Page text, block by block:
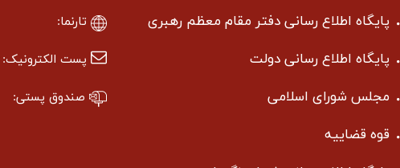
پایگاه اطلاع رسانی دفتر مقام معظم رهبری
پایگاه اطلاع رسانی دولت
مجلس شورای اسلامی
قوه قضاییه
تارنما:
پست الکترونیک:
صندوق پستی: